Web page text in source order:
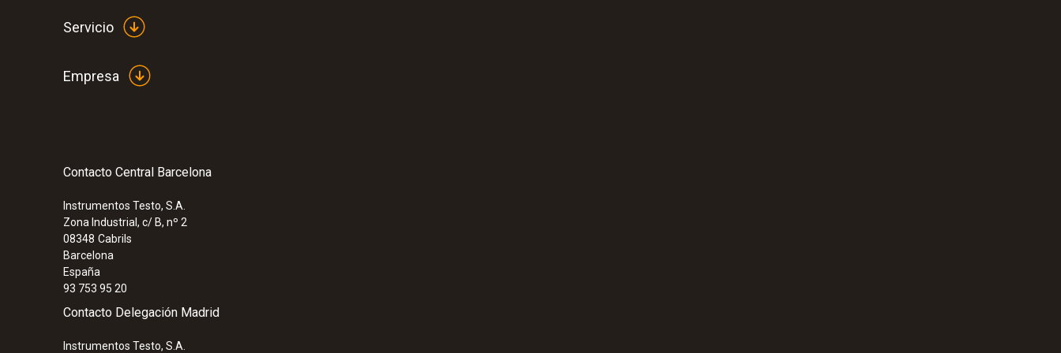
Tipo K (NiCr-Ni)
Servicio
Empresa
Contacto Central Barcelona
Instrumentos Testo, S.A.
Zona Industrial, c/ B, nº 2
08348 Cabrils
Barcelona
España
93 753 95 20
Contacto Delegación Madrid
Instrumentos Testo, S.A.